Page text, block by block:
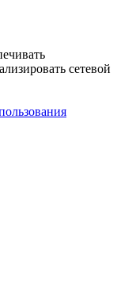
сетевой